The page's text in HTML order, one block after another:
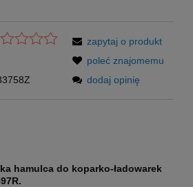
zapytaj o produkt
poleć znajomemu
dodaj opinię
hamulca do koparko-ładowarek